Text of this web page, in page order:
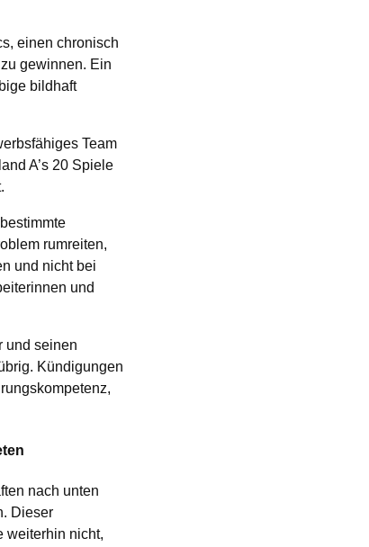
einen chronisch
gewinnen. Ein
bildhaft
Team
A’s 20 Spiele
rumreiten,
und nicht bei
und
und seinen
Kündigungen
nach unten
Dieser
weiterhin nicht,